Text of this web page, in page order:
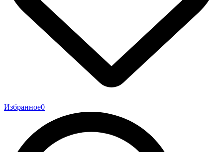
Избранное0